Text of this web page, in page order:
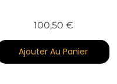
100,50 €Prix
Ajouter Au Panier